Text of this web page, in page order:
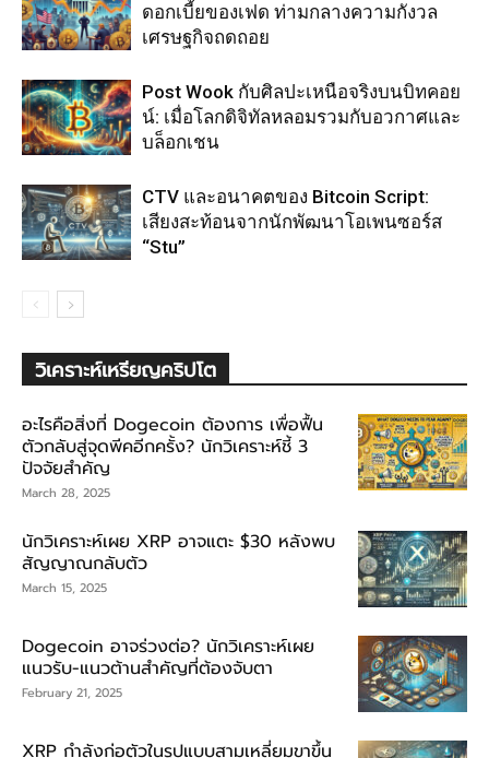
ดอกเบี้ยของเฟด ท่ามกลางความกังวล
เศรษฐกิจถดถอย
Post Wook กับศิลปะเหนือจริงบนบิทคอย
น์: เมื่อโลกดิจิทัลหลอมรวมกับอวกาศและ
บล็อกเชน
CTV และอนาคตของ Bitcoin Script:
เสียงสะท้อนจากนักพัฒนาโอเพนซอร์ส
“Stu”
วิเคราะห์เหรียญคริปโต
อะไรคือสิ่งที่ Dogecoin ต้องการ เพื่อฟื้น
ตัวกลับสู่จุดพีคอีกครั้ง? นักวิเคราะห์ชี้ 3
ปัจจัยสำคัญ
March 28, 2025
นักวิเคราะห์เผย XRP อาจแตะ $30 หลังพบ
สัญญาณกลับตัว
March 15, 2025
Dogecoin อาจร่วงต่อ? นักวิเคราะห์เผย
แนวรับ-แนวต้านสำคัญที่ต้องจับตา
February 21, 2025
XRP กำลังก่อตัวในรูปแบบสามเหลี่ยมขาขึ้น